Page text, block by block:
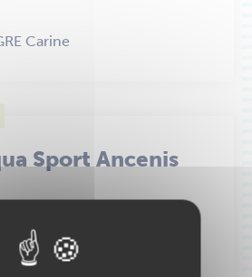
Carine
Sport Ancenis
collégiale :